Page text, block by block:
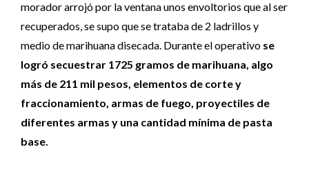
morador arrojó por la ventana unos envoltorios que al ser
recuperados, se supo que se trataba de 2 ladrillos y
medio de marihuana disecada. Durante el operativo se
logró secuestrar 1725 gramos de marihuana, algo
más de 211 mil pesos, elementos de corte y
fraccionamiento, armas de fuego, proyectiles de
diferentes armas y una cantidad mínima de pasta
base.